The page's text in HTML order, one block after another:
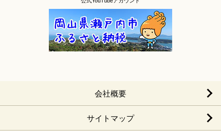
会社概要
サイトマップ